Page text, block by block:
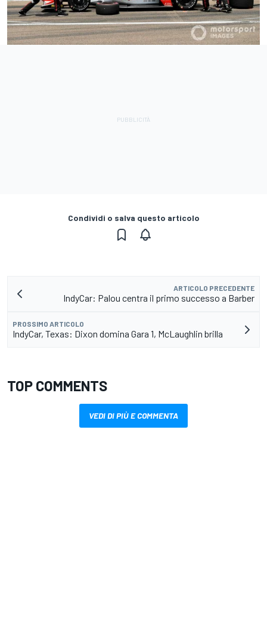
Condividi o salva questo articolo
ARTICOLO PRECEDENTE
IndyCar: Palou centra il primo successo a Barber
PROSSIMO ARTICOLO
IndyCar, Texas: Dixon domina Gara 1, McLaughlin brilla
TOP COMMENTS
VEDI DI PIÙ E COMMENTA